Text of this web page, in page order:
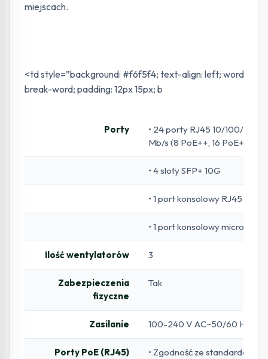
miejscach.
<td style=”background: #f6f5f4; text-align: left; word-
break-word; padding: 12px 15px; b
Porty
• 24 porty RJ45 10/100/1000
Mb/s (8 PoE++, 16 PoE+)
• 4 sloty SFP+ 10G
• 1 port konsolowy RJ45
• 1 port konsolowy microUSB
Ilość wentylatorów 3
Zabezpieczenia
fizyczne
Tak
Zasilanie 100-240 V AC~50/60 Hz
Porty PoE (RJ45)
• Zgodność ze standardami: